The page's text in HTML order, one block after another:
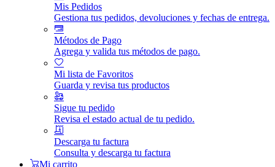
Mis Pedidos
Gestiona tus pedidos, devoluciones y fechas de entrega.
Métodos de Pago
Agrega y valida tus métodos de pago.
Mi lista de Favoritos
Guarda y revisa tus productos
Sigue tu pedido
Revisa el estado actual de tu pedido.
Descarga tu factura
Consulta y descarga tu factura
Mi carrito